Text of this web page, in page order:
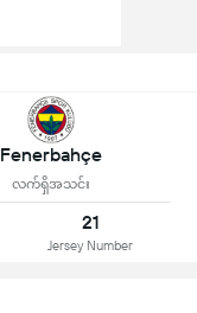
Fenerbahçe
လက်ရှိအသင်း
21
Jersey Number